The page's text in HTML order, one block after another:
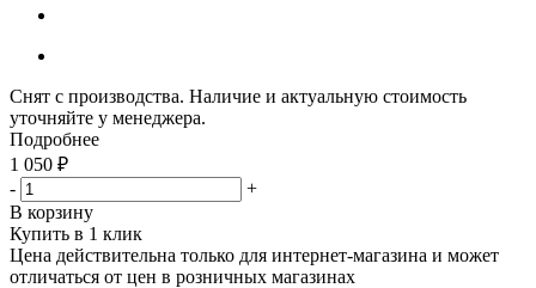
Снят с производства. Наличие и актуальную стоимость
уточняйте у менеджера.
Подробнее
1 050 ₽
-
+
В корзину
Купить в 1 клик
Цена действительна только для интернет-магазина и может
отличаться от цен в розничных магазинах